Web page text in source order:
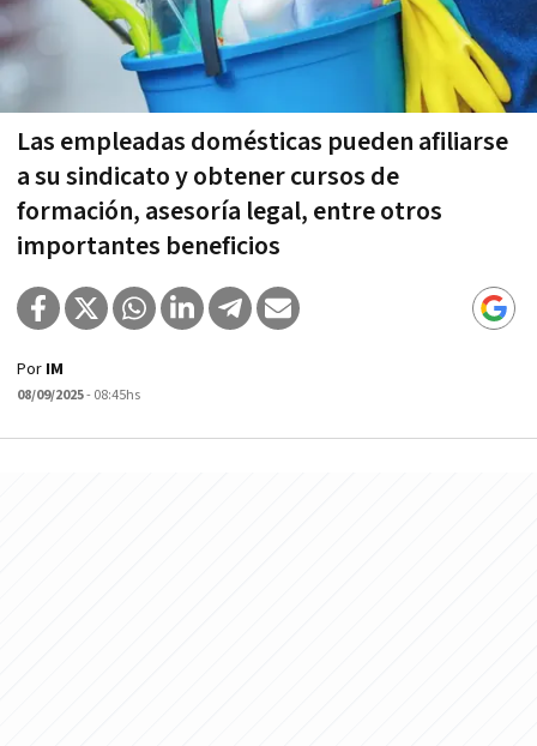
Las empleadas domésticas pueden afiliarse
a su sindicato y obtener cursos de
formación, asesoría legal, entre otros
importantes beneficios
Por IM
08/09/2025- 08:45hs